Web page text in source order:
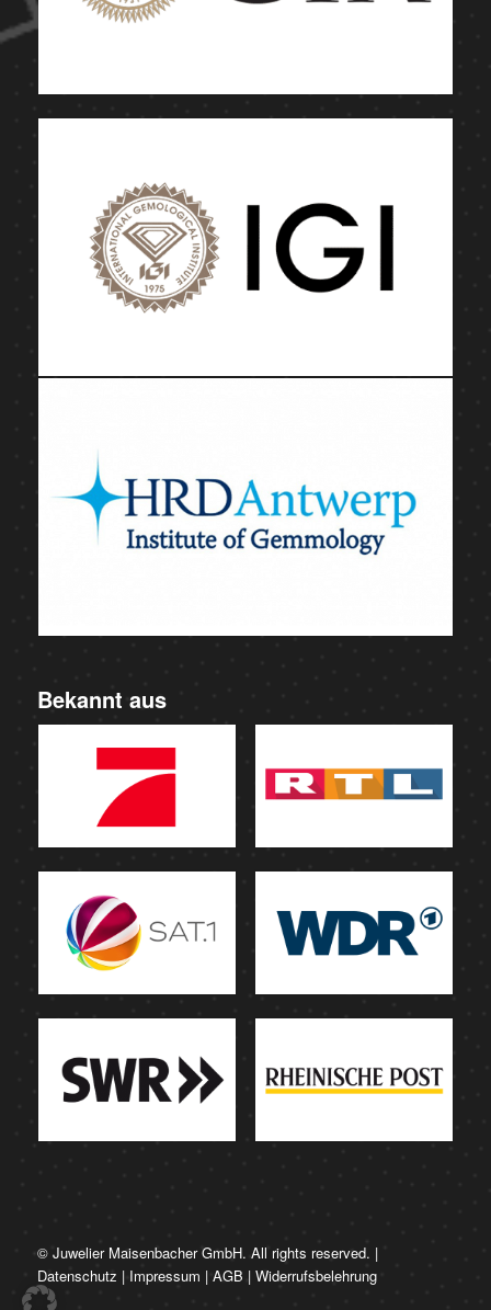
Bekannt aus
© Juwelier Maisenbacher GmbH. All rights reserved. |
Datenschutz | Impressum | AGB | Widerrufsbelehrung